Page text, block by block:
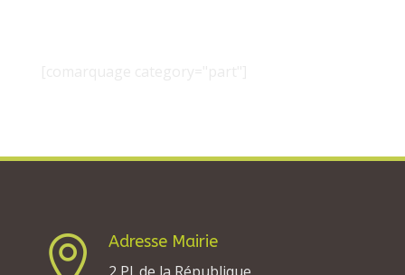

Adresse Mairie
2 Pl. de la République